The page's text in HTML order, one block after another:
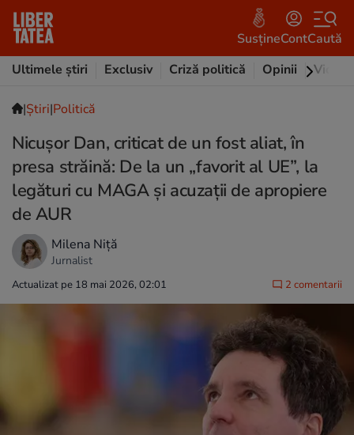
SusțineContCaută
Ultimele știri
Exclusiv Criză politică Opinii Video
|Ştiri|Politică
Nicușor Dan, criticat de un fost aliat, în
presa străină: De la un „favorit al UE”, la
legături cu MAGA și acuzații de apropiere
de AUR
Milena Niță
Jurnalist
Actualizat pe 18 mai 2026, 02:01 2 comentarii